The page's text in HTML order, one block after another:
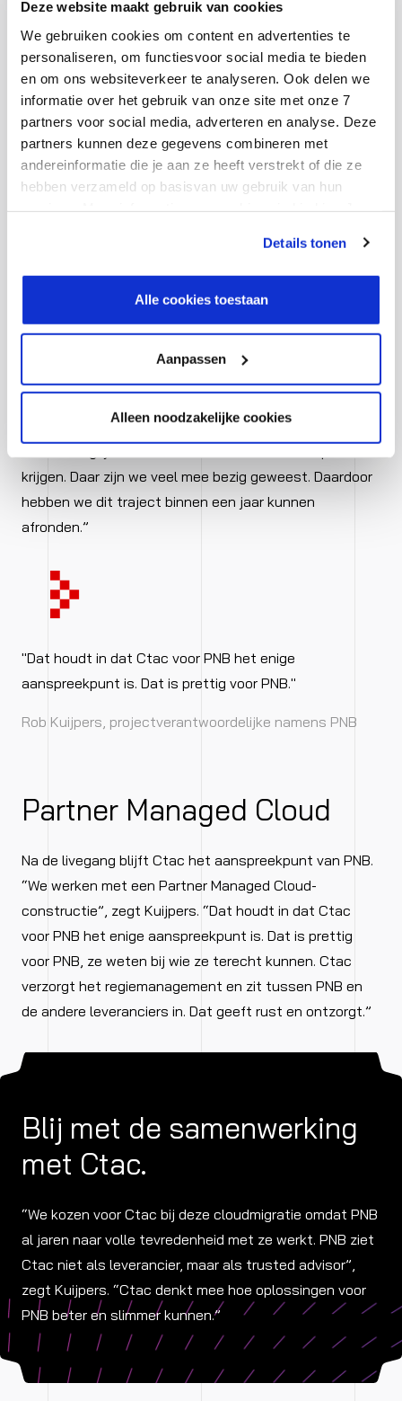
Deze website maakt gebruik van cookies
We gebruiken cookies om content en advertenties te
personaliseren, om functiesvoor social media te bieden
en om ons websiteverkeer te analyseren. Ook delen we
informatie over het gebruik van onze site met onze 7
partners voor social media, adverteren en analyse. Deze
partners kunnen deze gegevens combineren met
andereinformatie die je aan ze heeft verstrekt of die ze
hebben verzameld op basisvan uw gebruik van hun
aanpassen via de CO-knop linksonder. Lees meer over
hoe wij jouw gegevensverwerken in onze privacy- en
Details tonen
Alle cookies toestaan
Aanpassen
Alleen noodzakelijke cookies
voldoen we volledig aan de wetgeving op het gebied
van compliance en security”, zegt Kuijpers. “Bovendien
heeft de Provincie Noord-Brabant een BIO-certificering.
Om aan dit basisnormenkader voor
informatiebeveiliging binnen alle overheidslagen te
voldoen, moet je een verdiepingsslag aanbrengen in je
SAP omgeving. Daar hebben we samen voor gezorgd. Bij
Ctac is ook een zogenaamde BIO-nulmeting gedaan,
daarvan is dat Ctac binnenkort ook volledig BIO-
gecertificeerd is.”
Ook de wensen van stakeholders zijn meegenomen.
“Bij een grote organisatie zoals de Provincie Noord-
heeft zijn eigen belangen en wil deze terugzien in het
traject. Voor ons was het vanaf het eerste moment
krijgen. Daar zijn we veel mee bezig geweest. Daardoor
hebben we dit traject binnen een jaar kunnen
afronden.”
"Dat houdt in dat Ctac voor PNB het enige
aanspreekpunt is. Dat is prettig voor PNB."
Rob Kuijpers, projectverantwoordelijke namens PNB
Partner Managed Cloud
Na de livegang blijft Ctac het aanspreekpunt van PNB.
“We werken met een Partner Managed Cloud-
constructie”, zegt Kuijpers. “Dat houdt in dat Ctac
voor PNB het enige aanspreekpunt is. Dat is prettig
voor PNB, ze weten bij wie ze terecht kunnen. Ctac
verzorgt het regiemanagement en zit tussen PNB en
de andere leveranciers in. Dat geeft rust en ontzorgt.”
Blij met de samenwerking
met Ctac.
“We kozen voor Ctac bij deze cloudmigratie omdat PNB
al jaren naar volle tevredenheid met ze werkt. PNB ziet
Ctac niet als leverancier, maar als trusted advisor”,
zegt Kuijpers. “Ctac denkt mee hoe oplossingen voor
PNB beter en slimmer kunnen.”